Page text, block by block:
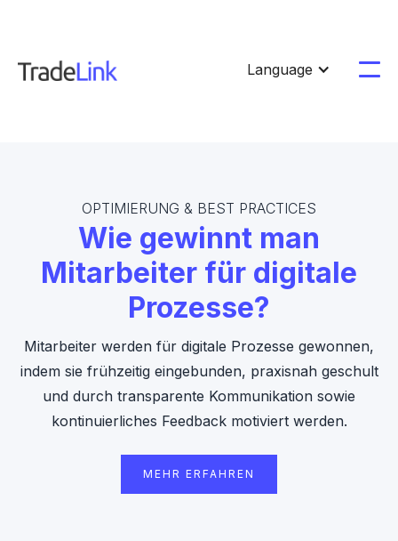
Language
OPTIMIERUNG & BEST PRACTICES
Wie gewinnt man
Mitarbeiter für digitale
Prozesse?
Mitarbeiter werden für digitale Prozesse gewonnen,
indem sie frühzeitig eingebunden, praxisnah geschult
und durch transparente Kommunikation sowie
kontinuierliches Feedback motiviert werden.
MEHR ERFAHREN